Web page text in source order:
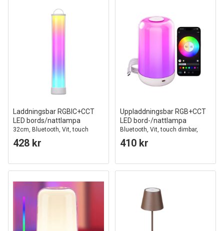
Laddningsbar RGBIC+CCT
LED bords/nattlampa
32cm, Bluetooth, Vit, touch
dimbar, IP20 inomhus
428 kr
Uppladdningsbar RGB+CCT
LED bord-/nattlampa
Bluetooth, Vit, touch dimbar,
IP20 inomhus
410 kr